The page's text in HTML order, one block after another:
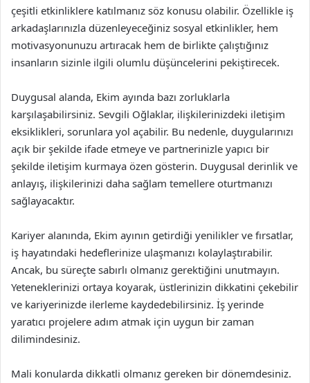
çeşitli etkinliklere katılmanız söz konusu olabilir. Özellikle iş
arkadaşlarınızla düzenleyeceğiniz sosyal etkinlikler, hem
motivasyonunuzu artıracak hem de birlikte çalıştığınız
insanların sizinle ilgili olumlu düşüncelerini pekiştirecek.
Duygusal alanda, Ekim ayında bazı zorluklarla
karşılaşabilirsiniz. Sevgili Oğlaklar, ilişkilerinizdeki iletişim
eksiklikleri, sorunlara yol açabilir. Bu nedenle, duygularınızı
açık bir şekilde ifade etmeye ve partnerinizle yapıcı bir
şekilde iletişim kurmaya özen gösterin. Duygusal derinlik ve
anlayış, ilişkilerinizi daha sağlam temellere oturtmanızı
sağlayacaktır.
Kariyer alanında, Ekim ayının getirdiği yenilikler ve fırsatlar,
iş hayatındaki hedeflerinize ulaşmanızı kolaylaştırabilir.
Ancak, bu süreçte sabırlı olmanız gerektiğini unutmayın.
Yeteneklerinizi ortaya koyarak, üstlerinizin dikkatini çekebilir
ve kariyerinizde ilerleme kaydedebilirsiniz. İş yerinde
yaratıcı projelere adım atmak için uygun bir zaman
dilimindesiniz.
Mali konularda dikkatli olmanız gereken bir dönemdesiniz.